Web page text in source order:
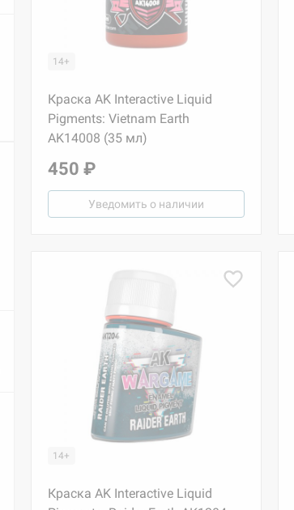
14+
Краска AK Interactive Liquid
Pigments: Vietnam Earth
AK14008 (35 мл)
450 ₽
Уведомить о наличии
14+
Краска AK Interactive Liquid